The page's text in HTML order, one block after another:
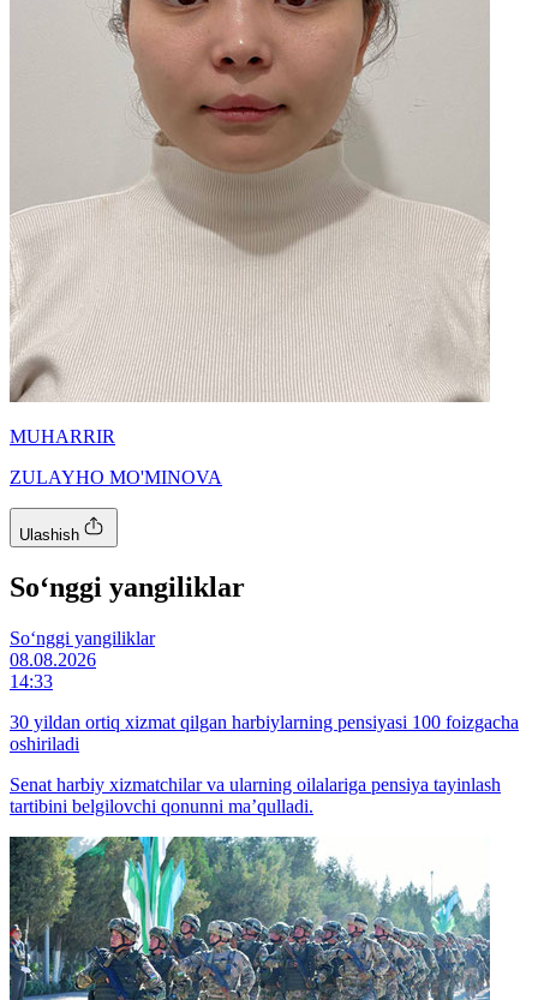
MUHARRIR
ZULAYHO MO'MINOVA
Ulashish
So‘nggi yangiliklar
So‘nggi yangiliklar
08.08.2026
14:33
30 yildan ortiq xizmat qilgan harbiylarning pensiyasi 100 foizgacha
oshiriladi
Senat harbiy xizmatchilar va ularning oilalariga pensiya tayinlash
tartibini belgilovchi qonunni ma’qulladi.